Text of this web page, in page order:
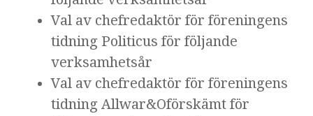
Val av chefredaktör för föreningens
tidning Politicus för följande
verksamhetsår
Val av chefredaktör för föreningens
tidning Allwar&Oförskämt för